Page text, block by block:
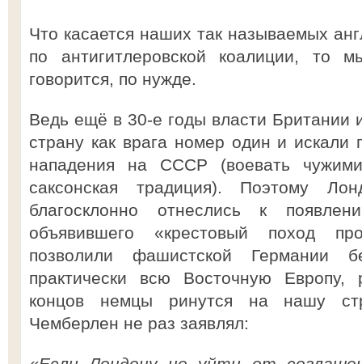
Что касается наших так называемых
по антигитлеровской коалиции, то
говорится, по нужде.
Ведь ещё в 30-е годы власти
страну как врага номер один и искали
нападения на СССР (воевать
саксонская традиция). Поэтому
благосклонно отнеслись к
объявившего «крестовый поход
позволили фашистской Германии
практически всю Восточную Европу,
концов немцы ринутся на нашу
Чемберлен не раз заявлял: